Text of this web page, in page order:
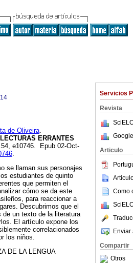
Servicios
Revista
Articulo
Como
Enviar
Compartir
Otros
de Oliveira.
ERRANTES
e10746. Epub 02-Oct-
.
se llaman sus personajes
estudiantes de quinto
que permiten el
cómo se da este
para reaccionar a
Descubrimos que el
un texto de la literatura
El artículo expone los
correlacionados
los niños.
DE LA LENGUA